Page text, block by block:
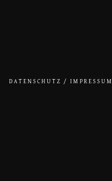
DATENSCHUTZ / IMPRESSUM